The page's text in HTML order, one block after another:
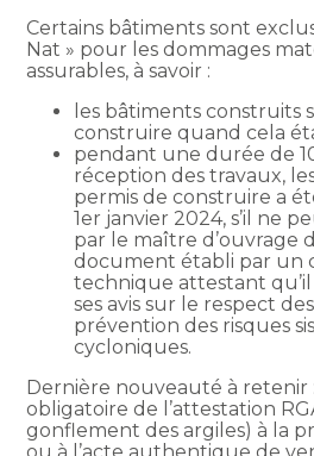
Certains bâtiments sont
Nat » pour les dommages
assurables, à savoir :
les bâtiments construits
construire quand cela
pendant une durée de
réception des travaux,
permis de construire a
1er janvier 2024, s’il ne
par le maître d’ouvrage
document établi par un
technique attestant
ses avis sur le respect
prévention des risques
cycloniques.
Dernière nouveauté à retenir
obligatoire de l’attestation
gonflement des argiles) à la
ou à l’acte authentique de